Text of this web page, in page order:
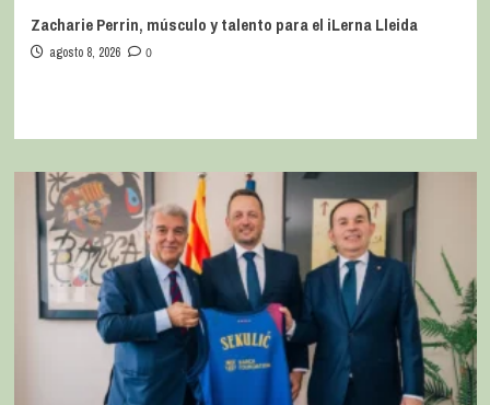
Zacharie Perrin, músculo y talento para el iLerna Lleida
agosto 8, 2026 0